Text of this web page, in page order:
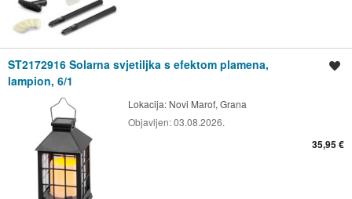
ST2172916 Solarna svjetiljka s efektom plamena,
lampion, 6/1
Lokacija: Novi Marof, Grana
Objavljen:03.08.2026.
35,95 €